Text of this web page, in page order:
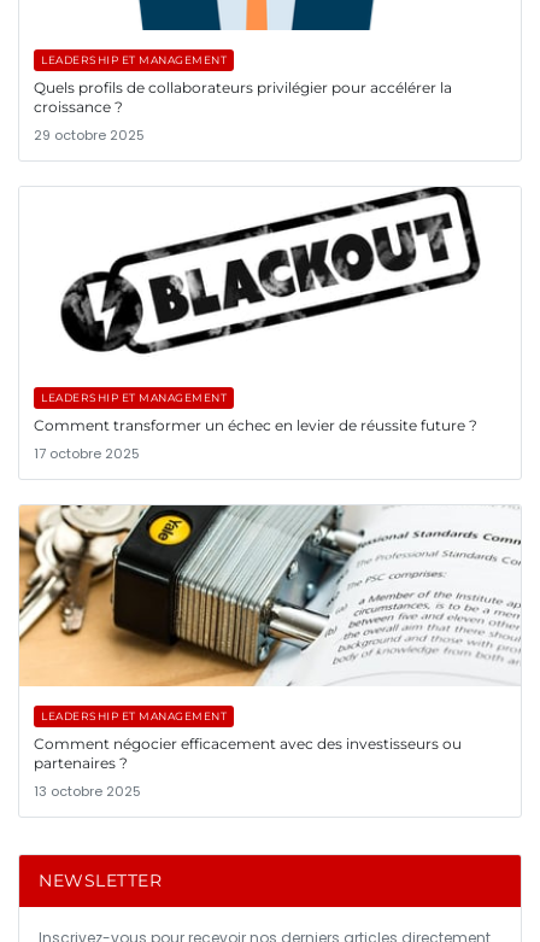
LEADERSHIP ET MANAGEMENT
Quels profils de collaborateurs privilégier pour accélérer la
croissance ?
29 octobre 2025
LEADERSHIP ET MANAGEMENT
Comment transformer un échec en levier de réussite future ?
17 octobre 2025
LEADERSHIP ET MANAGEMENT
Comment négocier efficacement avec des investisseurs ou
partenaires ?
13 octobre 2025
NEWSLETTER
Inscrivez-vous pour recevoir nos derniers articles directement